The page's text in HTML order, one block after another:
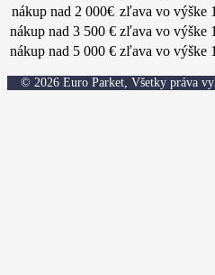
nákup nad 2 000€ zľava vo výške
nákup nad 3 500 € zľava vo výške
nákup nad 5 000 € zľava vo výške
© 2026 Euro Parket, Všetky práva